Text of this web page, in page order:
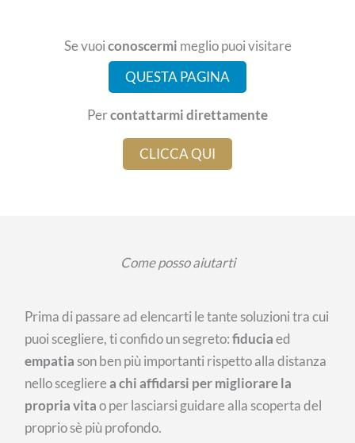
Se vuoiconoscermi meglio puoi visitare
QUESTA PAGINA
Percontattarmi direttamente
CLICCA QUI
Come posso aiutarti
Prima di passare ad elencarti le tante soluzioni tra cui
puoi scegliere, ti confido un segreto:fiduciaed
empatiason ben più importanti rispetto alla distanza
nello sceglierea chi affidarsi per migliorare la
propria vitao per lasciarsi guidare alla scoperta del
proprio sè più profondo.